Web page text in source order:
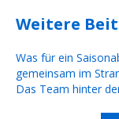
Weitere
Was für ein
gemeinsam im
Das Team hinter